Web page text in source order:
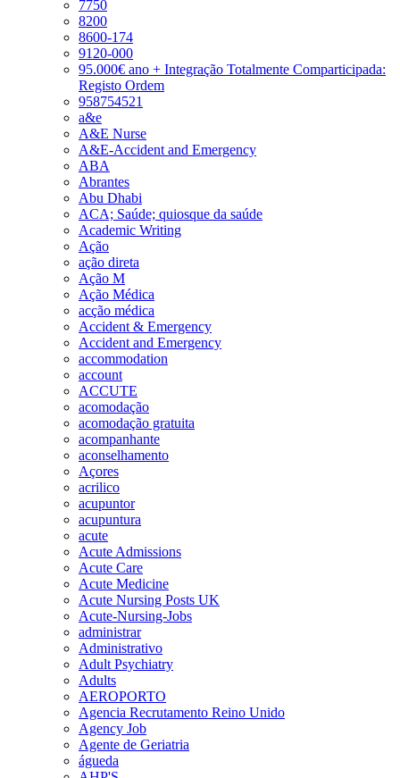
7750
8200
8600-174
9120-000
95.000€ ano + Integração Totalmente Comparticipada:
Registo Ordem
958754521
a&e
A&E Nurse
A&E-Accident and Emergency
ABA
Abrantes
Abu Dhabi
ACA; Saúde; quiosque da saúde
Academic Writing
Ação
ação direta
Ação M
Ação Médica
acção médica
Accident & Emergency
Accident and Emergency
accommodation
account
ACCUTE
acomodação
acomodação gratuita
acompanhante
aconselhamento
Açores
acrilico
acupuntor
acupuntura
acute
Acute Admissions
Acute Care
Acute Medicine
Acute Nursing Posts UK
Acute-Nursing-Jobs
administrar
Administrativo
Adult Psychiatry
Adults
AEROPORTO
Agencia Recrutamento Reino Unido
Agency Job
Agente de Geriatria
águeda